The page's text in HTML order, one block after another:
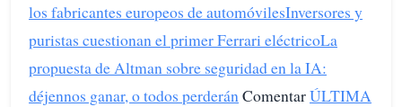
los fabricantes europeos de automóvilesInversores y
puristas cuestionan el primer Ferrari eléctricoLa
propuesta de Altman sobre seguridad en la IA:
déjennos ganar, o todos perderánComentarÚLTIMA